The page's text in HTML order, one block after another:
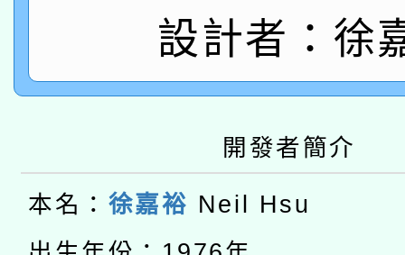
薪期間赴陸應申請許可
轉知經濟部水利署委託
業技術研究院辦理「
動」
115年8月22日(星期六
開 智慧啟航」
本校115學年度第2次
招甄選結果公告(無人
適應運動共學行動站研
本館辦理115年度閱讀
設計者：徐
開發者簡介
本名： 徐嘉裕 Neil Hsu